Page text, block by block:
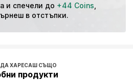
и спечели до +44 Coins
в отстъпки.
ХАРЕСАШ СЪЩО
продукти